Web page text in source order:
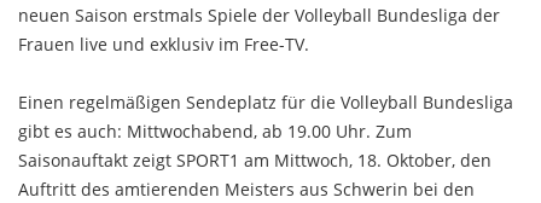
neuen Saison erstmals Spiele der Volleyball Bundesliga der
Frauen live und exklusiv im Free-TV.
Einen regelmäßigen Sendeplatz für die Volleyball Bundesliga
gibt es auch: Mittwochabend, ab 19.00 Uhr. Zum
Saisonauftakt zeigt SPORT1 am Mittwoch, 18. Oktober, den
Auftritt des amtierenden Meisters aus Schwerin bei den